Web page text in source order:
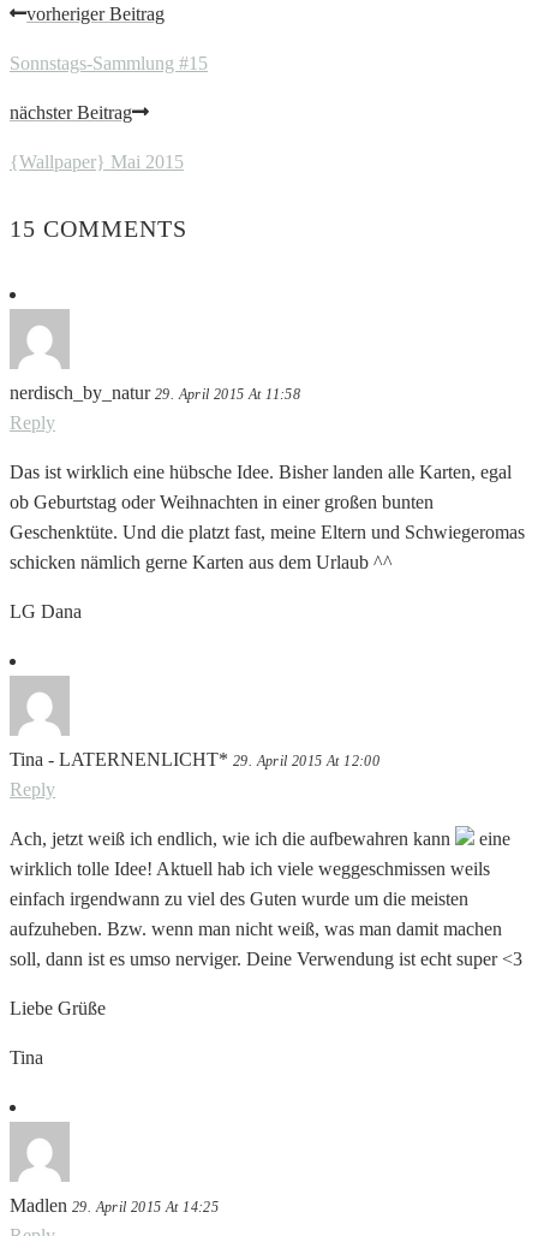
vorheriger Beitrag
Sonnstags-Sammlung #15
nächster Beitrag
{Wallpaper} Mai 2015
15 COMMENTS
nerdisch_by_natur 29. April 2015 At 11:58
Reply
Das ist wirklich eine hübsche Idee. Bisher landen alle Karten, egal
ob Geburtstag oder Weihnachten in einer großen bunten
Geschenktüte. Und die platzt fast, meine Eltern und Schwiegeromas
schicken nämlich gerne Karten aus dem Urlaub ^^
LG Dana
Tina - LATERNENLICHT* 29. April 2015 At 12:00
Reply
Ach, jetzt weiß ich endlich, wie ich die aufbewahren kann
eine
wirklich tolle Idee! Aktuell hab ich viele weggeschmissen weils
einfach irgendwann zu viel des Guten wurde um die meisten
aufzuheben. Bzw. wenn man nicht weiß, was man damit machen
soll, dann ist es umso nerviger. Deine Verwendung ist echt super <3
Liebe Grüße
Tina
Madlen 29. April 2015 At 14:25